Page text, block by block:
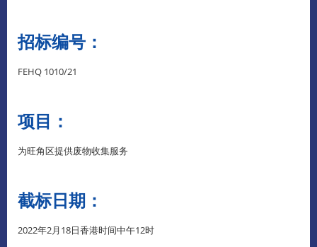
招标编号：
FEHQ 1010/21
项目：
为旺角区提供废物收集服务
截标日期：
2022年2月18日香港时间中午12时